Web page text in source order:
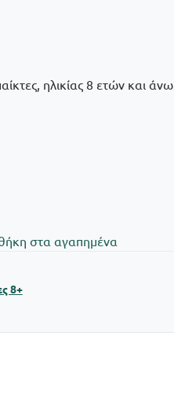
ηλικίας 8 ετών και άνω..
στα αγαπημένα
8+